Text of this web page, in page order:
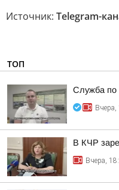
Источник: Telegram-
ТОП
Служба по
В КЧР
Вчера,